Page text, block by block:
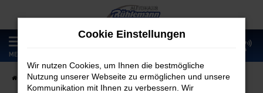
Zum
Hauptinhalt
springen
MENÜ
Startseite Fahrzeugangebote Fahrzeugmarkt
Cookie Einstellungen
Wir nutzen Cookies, um Ihnen die bestmögliche
Nutzung unserer Webseite zu ermöglichen und unsere
Kommunikation mit Ihnen zu verbessern. Wir